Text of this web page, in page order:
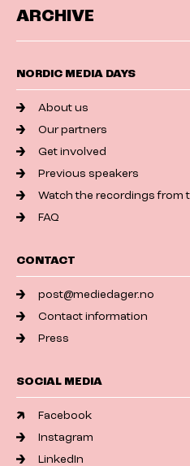
ARCHIVE
NORDIC MEDIA DAYS
About us
Our partners
Get involved
Previous speakers
Watch the recordings from
FAQ
CONTACT
post@mediedager.no
Contact information
Press
SOCIAL MEDIA
Facebook
Instagram
LinkedIn